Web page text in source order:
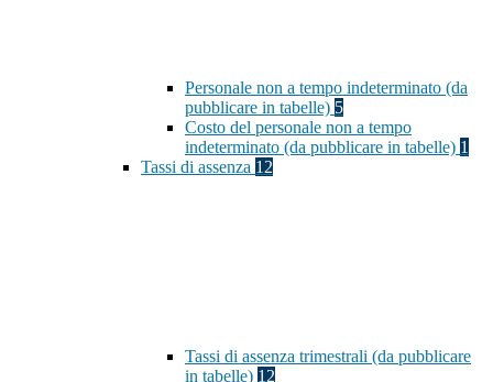
Personale non a tempo indeterminato (da
pubblicare in tabelle) 5
Costo del personale non a tempo
indeterminato (da pubblicare in tabelle) 1
Tassi di assenza 12
Tassi di assenza trimestrali (da pubblicare
in tabelle) 12